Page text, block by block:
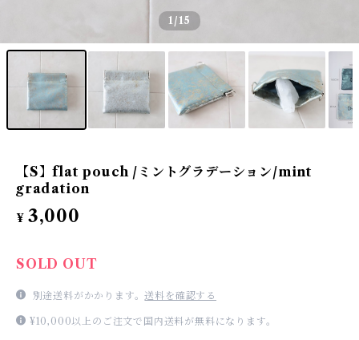
1/15
【S】flat pouch /ミントグラデーション/mint
gradation
¥ 3,000
SOLD OUT
別途送料がかかります。送料を確認する
¥10,000以上のご注文で国内送料が無料になります。